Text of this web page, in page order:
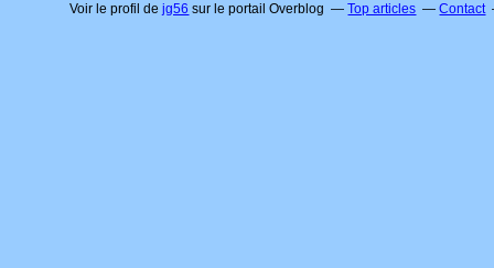
Voir le profil dejg56 sur le portail Overblog Top articles Contact